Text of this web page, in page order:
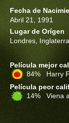
Fecha de
Abril 21, 1991
Lugar de Orígen
Londres, Inglaterra
Película mejor
84% Harry
Película peor
14% Viena